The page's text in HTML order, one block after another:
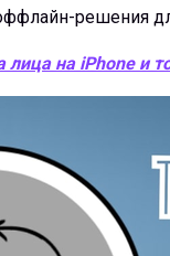
решения
лица на iPhone и